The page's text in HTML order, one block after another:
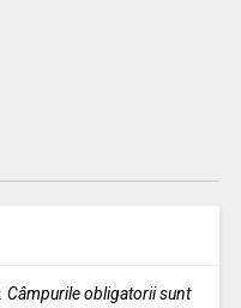
Câmpurile obligatorii sunt